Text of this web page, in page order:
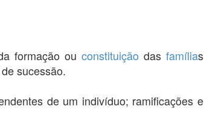
formação ou constituição das famílias
sucessão.
de um indivíduo; ramificações e